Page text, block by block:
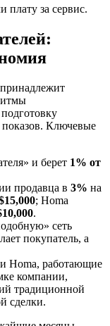
за сервис.
показов. Ключевые
и берет 1% от
продавца в 3% на
; Homa
.
сеть
покупатель, а
Homa, работающие
компании,
традиционной
сделки.